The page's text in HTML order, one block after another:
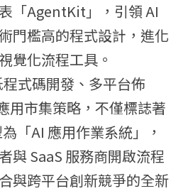
「AgentKit」，引領 AI
門檻高的程式設計，進化
覺化流程工具。
式碼開發、多平台佈
用市集策略，不僅標誌著
「AI 應用作業系統」，
與 SaaS 服務商開啟流程
與跨平台創新競爭的全新